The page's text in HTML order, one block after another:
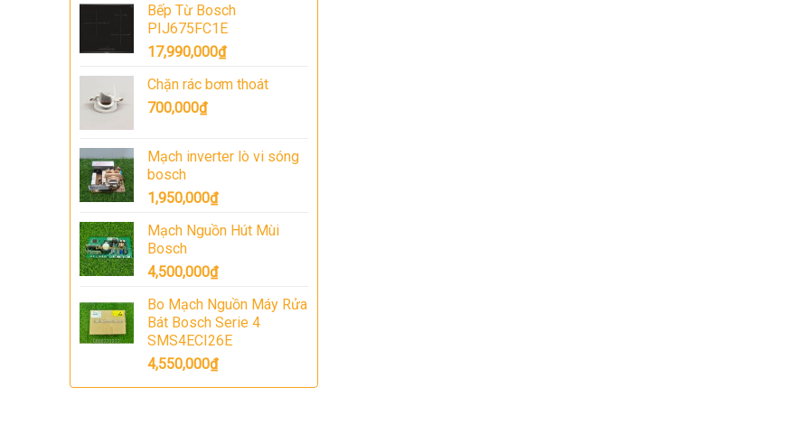
Bếp Từ Bosch
PIJ675FC1E
17,990,000₫
Chặn rác bơm thoát
700,000₫
Mạch inverter lò vi sóng
bosch
1,950,000₫
Mạch Nguồn Hút Mùi
Bosch
4,500,000₫
Bo Mạch Nguồn Máy Rửa
Bát Bosch Serie 4
SMS4ECI26E
4,550,000₫